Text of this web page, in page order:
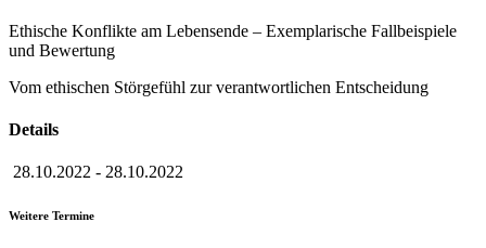
Ethische Konflikte am Lebensende – Exemplarische Fallbeispiele
und Bewertung
Vom ethischen Störgefühl zur verantwortlichen Entscheidung
Details
28.10.2022 - 28.10.2022
Weitere Termine